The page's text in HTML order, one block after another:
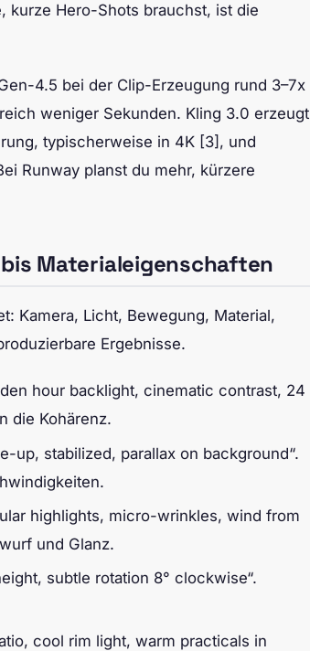
kurze Hero-Shots brauchst, ist die
4.5 bei der Clip-Erzeugung rund 3–7x
weniger Sekunden. Kling 3.0 erzeugt
typischerweise in 4K [3], und
Runway planst du mehr, kürzere
Materialeigenschaften
Kamera, Licht, Bewegung, Material,
Ergebnisse.
hour backlight, cinematic contrast, 24
die Kohärenz.
up, stabilized, parallax on background“.
highlights, micro-wrinkles, wind from
und Glanz.
subtle rotation 8° clockwise“.
cool rim light, warm practicals in